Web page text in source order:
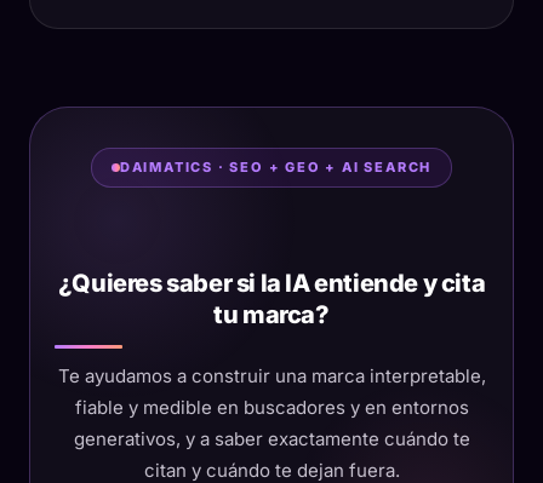
DAIMATICS · SEO + GEO + AI SEARCH
¿Quieres saber si la IA entiende y cita
tu marca?
Te ayudamos a construir una marca interpretable,
fiable y medible en buscadores y en entornos
generativos, y a saber exactamente cuándo te
citan y cuándo te dejan fuera.